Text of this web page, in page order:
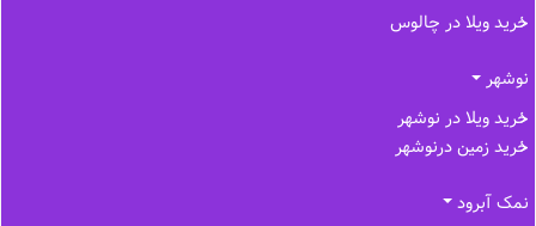
خرید ویلا در چالوس
نوشهر
خرید ویلا در نوشهر
خرید زمین درنوشهر
نمک آبرود